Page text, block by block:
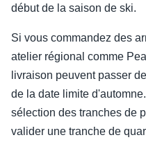
début de la saison de ski.
Si vous commandez des
atelier régional comme
livraison peuvent passer
de la date limite
sélection des tranches de
valider une tranche de